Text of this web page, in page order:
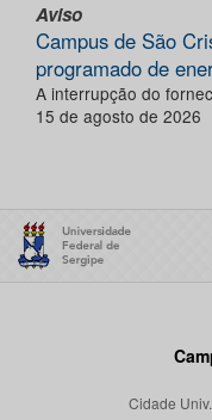
Aviso
Campus de São
programado de
A interrupção do
15 de agosto de 2026
Cidade